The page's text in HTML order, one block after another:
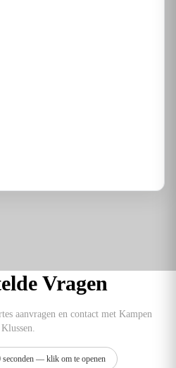
Vragen
aanvragen en contact met Kampen
Klussen.
— klik om te openen